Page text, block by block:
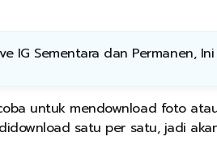
IG Sementara dan Permanen,
untuk mendownload foto
satu per satu, jadi